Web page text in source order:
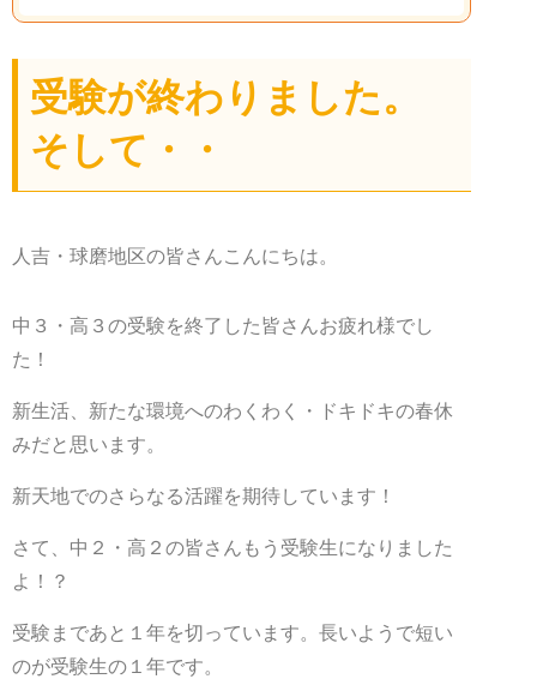
受験が終わりました。
そして・・
人吉・球磨地区の皆さんこんにちは。
中３・高３の受験を終了した皆さんお疲れ様でし
た！
新生活、新たな環境へのわくわく・ドキドキの春休
みだと思います。
新天地でのさらなる活躍を期待しています！
さて、中２・高２の皆さんもう受験生になりました
よ！？
受験まであと１年を切っています。長いようで短い
のが受験生の１年です。